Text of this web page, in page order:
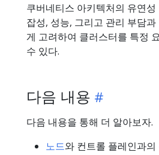
쿠버네티스 아키텍처의 유연
잡성, 성능, 그리고 관리 부담
게 고려하여 클러스터를 특정
수 있다.
다음 내용
다음 내용을 통해 더 알아보자.
노드와 컨트롤 플레인과의